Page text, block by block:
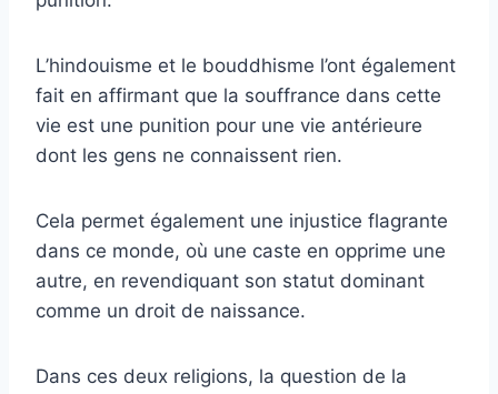
L’hindouisme et le bouddhisme l’ont également
fait en affirmant que la souffrance dans cette
vie est une punition pour une vie antérieure
dont les gens ne connaissent rien.
Cela permet également une injustice flagrante
dans ce monde, où une caste en opprime une
autre, en revendiquant son statut dominant
comme un droit de naissance.
Dans ces deux religions, la question de la